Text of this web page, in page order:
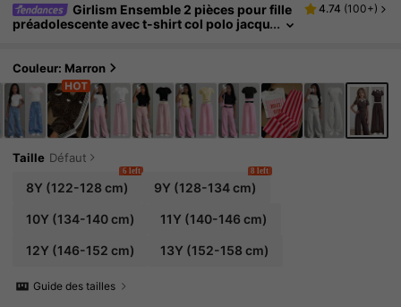
Girlism Ensemble 2 pièces pour fille
préadolescente avec t-shirt col polo jacqu
a gym et la rentrée scolaire
4.74 (100+)
Couleur: Marron
Taille Défaut
8Y (122-128 cm)
6 left
9Y (128-134 cm)
8 left
10Y (134-140 cm) 11Y (140-146 cm)
12Y (146-152 cm) 13Y (152-158 cm)
Guide des tailles